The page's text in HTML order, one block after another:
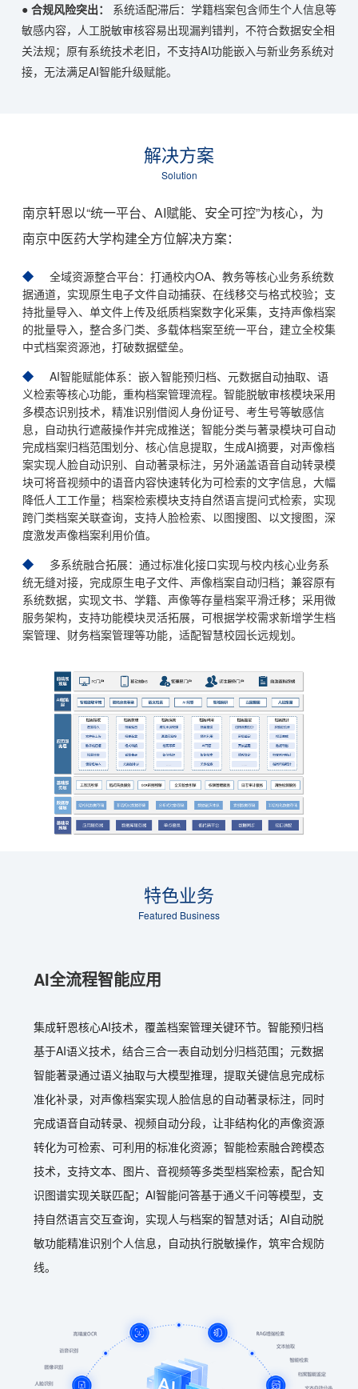
● 合规风险突出：
系统适配滞后：学籍档案包含师生个人信息等
敏感内容，人工脱敏审核容易出现漏判错判，不符合数据安全相
关法规；原有系统技术老旧，不支持AI功能嵌入与新业务系统对
接，无法满足AI智能升级赋能。
解决方案
Solution
南京轩恩以“统一平台、AI赋能、安全可控”为核心，为
南京中医药大学构建全方位解决方案：
全域资源整合平台：打通校内OA、教务等核心业务系统数
据通道，实现原生电子文件自动捕获、在线移交与格式校验；支
持批量导入、单文件上传及纸质档案数字化采集，支持声像档案
的批量导入，整合多门类、多载体档案至统一平台，建立全校集
中式档案资源池，打破数据壁垒。
AI智能赋能体系：嵌入智能预归档、元数据自动抽取、语
义检索等核心功能，重构档案管理流程。智能脱敏审核模块采用
多模态识别技术，精准识别借阅人身份证号、考生号等敏感信
息，自动执行遮蔽操作并完成推送；智能分类与著录模块可自动
完成档案归档范围划分、核心信息提取，生成AI摘要，对声像档
案实现人脸自动识别、自动著录标注，另外涵盖语音自动转录模
块可将音视频中的语音内容快速转化为可检索的文字信息，大幅
降低人工工作量；档案检索模块支持自然语言提问式检索，实现
跨门类档案关联查询，支持人脸检索、以图搜图、以文搜图，深
度激发声像档案利用价值。
多系统融合拓展：通过标准化接口实现与校内核心业务系
统无缝对接，完成原生电子文件、声像档案自动归档；兼容原有
系统数据，实现文书、学籍、声像等存量档案平滑迁移；采用微
服务架构，支持功能模块灵活拓展，可根据学校需求新增学生档
案管理、财务档案管理等功能，适配智慧校园长远规划。
特色业务
Featured Business
AI全流程智能应用
集成轩恩核心AI技术，覆盖档案管理关键环节。智能预归档
基于AI语义技术，结合三合一表自动划分归档范围；元数据
智能著录通过语义抽取与大模型推理，提取关键信息完成标
准化补录，对声像档案实现人脸信息的自动著录标注，同时
完成语音自动转录、视频自动分段，让非结构化的声像资源
转化为可检索、可利用的标准化资源；智能检索融合跨模态
技术，支持文本、图片、音视频等多类型档案检索，配合知
识图谱实现关联匹配；AI智能问答基于通义千问等模型，支
持自然语言交互查询，实现人与档案的智慧对话；AI自动脱
敏功能精准识别个人信息，自动执行脱敏操作，筑牢合规防
线。